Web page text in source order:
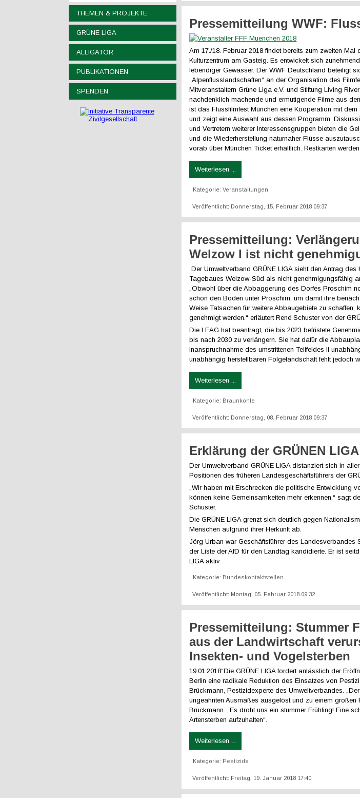
THEMEN & PROJEKTE
GRÜNE LIGA
ALLIGATOR
PUBLIKATIONEN
SPENDEN
Pressemitteilung WWF:
Am 17./18. Februar 2018 findet bereits zum zweiten Mal
Kulturzentrum am Gasteig. Es entwickelt sich
lebendiger Gewässer. Der WWF Deutschland beteiligt
„Alpenflusslandschaften“ an der Organisation des
Mitveranstaltern Grüne Liga e.V. und Stiftung Living
nachdenklich machende und ermutigende Filme aus
ist das Flussfilmfest München eine Kooperation mit
und zeigt eine Auswahl aus dessen Programm.
und Vertretern weiterer Interessensgruppen bieten die
und die Wiederherstellung naturnaher Flüsse
vorab über München Ticket erhältlich. Restkarten
Weiterlesen ...
Kategorie:Veranstaltungen
Veröffentlicht: Donnerstag, 15. Februar 2018 09:37
Pressemitteilung:
Welzow I ist nicht
Der Umweltverband GRÜNE LIGA sieht den Antrag
Tagebaues Welzow-Süd als nicht genehmigungsfähig
„Obwohl über die Abbaggerung des Dorfes Proschim
schon den Boden unter Proschim, um damit ihre
Weise Tatsachen für weitere Abbaugebiete zu
genehmigt werden.“ erläutert René Schuster von der
Die LEAG hat beantragt, die bis 2023 befristete
bis nach 2030 zu verlängern. Sie hat dafür die
Inanspruchnahme des umstrittenen Teilfeldes II
unabhängig herstellbaren Folgelandschaft fehlt jedoch
Weiterlesen ...
Kategorie: Braunkohle
Veröffentlicht: Donnerstag, 08. Februar 2018 09:37
Erklärung der GRÜNEN LIGA
Der Umweltverband GRÜNE LIGA distanziert sich in
Positionen des früheren Landesgeschäftsführers der
„Wir haben mit Erschrecken die politische Entwicklung
können keine Gemeinsamkeiten mehr erkennen.“ sagt
Schuster.
Die GRÜNE LIGA grenzt sich deutlich gegen
Menschen aufgrund ihrer Herkunft ab.
Jörg Urban war Geschäftsführer des Landesverbandes
der Liste der AfD für den Landtag kandidierte. Er ist
LIGA aktiv.
Kategorie: Bundeskontaktstellen
Veröffentlicht: Montag, 05. Februar 2018 09:32
Pressemitteilung: Stummer
aus der Landwirtschaft
Insekten- und Vogelsterben
19.01.2018“Die GRÜNE LIGA fordert anlässlich der
Berlin eine radikale Reduktion des Einsatzes von
Brückmann, Pestizidexperte des Umweltverbandes.
ungeahnten Ausmaßes ausgelöst und zu einem großen
Brückmann. „Es droht uns ein stummer Frühling! Eine
Artensterben aufzuhalten“.
Weiterlesen ...
Kategorie: Pestizide
Veröffentlicht: Freitag, 19. Januar 2018 17:40